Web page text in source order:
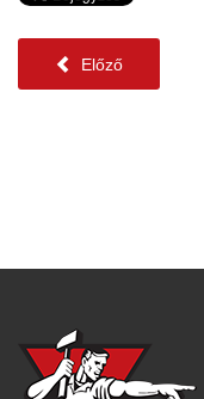
Előző